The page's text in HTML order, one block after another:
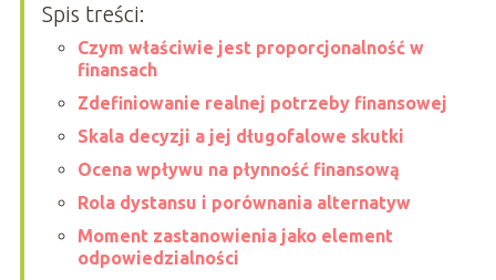
Spis treści:
Czym właściwie jest proporcjonalność w
finansach
Zdefiniowanie realnej potrzeby finansowej
Skala decyzji a jej długofalowe skutki
Ocena wpływu na płynność finansową
Rola dystansu i porównania alternatyw
Moment zastanowienia jako element
odpowiedzialności